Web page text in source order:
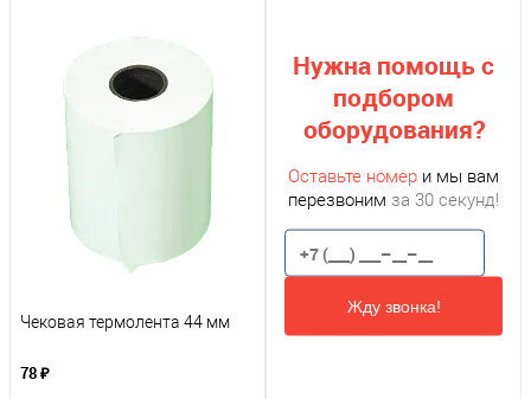
Чековая термолента 44 мм
78 ₽
Нужна помощь с
подбором
оборудования?
Оставьте номер и мы вам
перезвоним за 30 секунд!
Жду звонка!